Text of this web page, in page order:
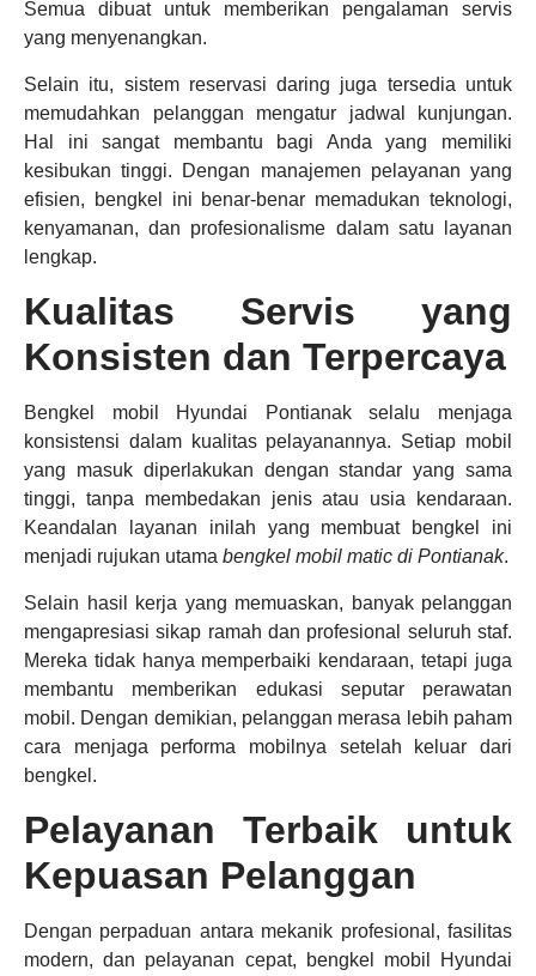
Semua dibuat untuk memberikan pengalaman servis
yang menyenangkan.
Selain itu, sistem reservasi daring juga tersedia untuk
memudahkan pelanggan mengatur jadwal kunjungan.
Hal ini sangat membantu bagi Anda yang memiliki
kesibukan tinggi. Dengan manajemen pelayanan yang
efisien, bengkel ini benar-benar memadukan teknologi,
kenyamanan, dan profesionalisme dalam satu layanan
lengkap.
Kualitas Servis yang
Konsisten dan Terpercaya
Bengkel mobil Hyundai Pontianak selalu menjaga
konsistensi dalam kualitas pelayanannya. Setiap mobil
yang masuk diperlakukan dengan standar yang sama
tinggi, tanpa membedakan jenis atau usia kendaraan.
Keandalan layanan inilah yang membuat bengkel ini
menjadi rujukan utama bengkel mobil matic di Pontianak.
Selain hasil kerja yang memuaskan, banyak pelanggan
mengapresiasi sikap ramah dan profesional seluruh staf.
Mereka tidak hanya memperbaiki kendaraan, tetapi juga
membantu memberikan edukasi seputar perawatan
mobil. Dengan demikian, pelanggan merasa lebih paham
cara menjaga performa mobilnya setelah keluar dari
bengkel.
Pelayanan Terbaik untuk
Kepuasan Pelanggan
Dengan perpaduan antara mekanik profesional, fasilitas
modern, dan pelayanan cepat, bengkel mobil Hyundai